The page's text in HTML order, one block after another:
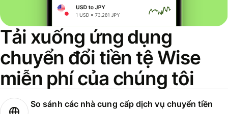
Tải xuống ứng dụng
chuyển đổi tiền tệ Wise
miễn phí của chúng tôi
So sánh các nhà cung cấp dịch vụ chuyển tiền